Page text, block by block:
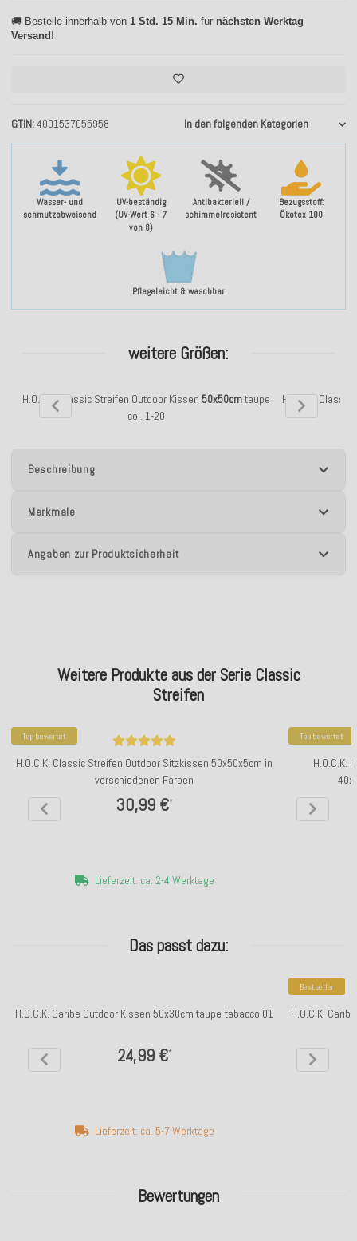
Wasser- und
schmutzabweisend
UV-beständig
(UV-Wert 6 - 7
von 8)
Antibakteriell /
schimmelresistent
Bezugsstoff:
Ökotex 100
Pflegeleicht & waschbar
GTIN 4001537055958 In den folgenden Kategorien
🚚 Bestelle innerhalb von 1 Std. 15 Min. für nächsten Werktag
Versand!
weitere Größen:
H.O.C.K. Classic Streifen Outdoor Kissen 50x50cmtaupe
col. 1-20
H.O.C.K.
Beschreibung
Merkmale
Angaben zur Produktsicherheit
Bewertungen
Weitere Produkte aus der Serie Classic
Streifen
Top bewertet
H.O.C.K. Classic Streifen Outdoor Sitzkissen 50x50x5cm in
verschiedenen Farben
30,99 €*
Lieferzeit: ca. 2-4 Werktage
Top bewertet
H.O.C.K.
Das passt dazu:
H.O.C.K. Caribe Outdoor Kissen 50x30cm taupe-tabacco 01
24,99 €*
Lieferzeit: ca. 5-7 Werktage
Bestseller
H.O.C.K.